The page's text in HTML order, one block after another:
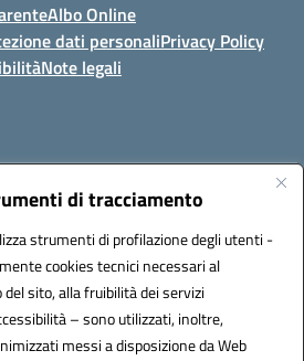
di tracciamento
strumenti di profilazione degli utenti -
cookies tecnici necessari al
sito, alla fruibilità dei servizi
– sono utilizzati, inoltre,
messi a disposizione da Web
Albo Online
dati personaliPrivacy Policy
Note legali
27 90133 - Palermo
pais03600r@pec.istruzione.it